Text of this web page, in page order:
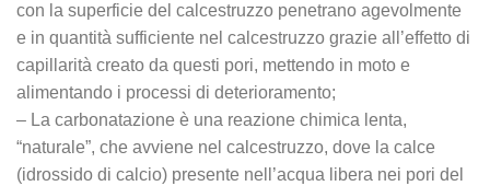
con la superficie del calcestruzzo penetrano agevolmente
e in quantità sufficiente nel calcestruzzo grazie all’effetto di
capillarità creato da questi pori, mettendo in moto e
alimentando i processi di deterioramento;
– La carbonatazione è una reazione chimica lenta,
“naturale”, che avviene nel calcestruzzo, dove la calce
(idrossido di calcio) presente nell’acqua libera nei pori del